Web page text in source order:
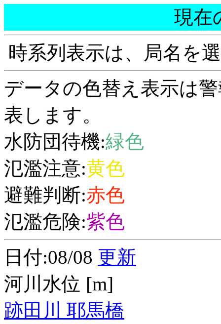
現在
時系列表示は、局名を
データの色替え表示は
表します。
水防団待機:緑色
氾濫注意:黄色
避難判断:赤色
氾濫危険:紫色
日付:08/08 更新
河川水位 [m]
跡田川 耶馬橋